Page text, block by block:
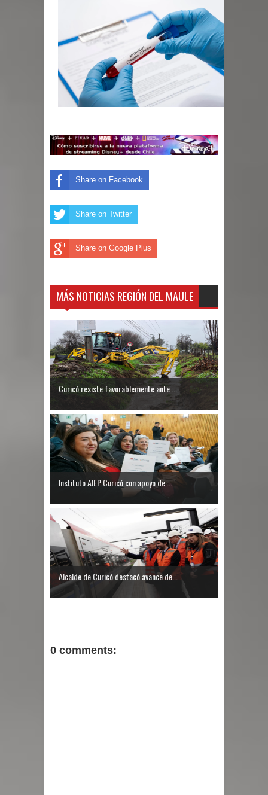
Share on Facebook
Share on Twitter
Share on Google Plus
MÁS NOTICIAS REGIÓN DEL MAULE
Curicó resiste favorablemente ante ...
Instituto AIEP Curicó con apoyo de ...
Alcalde de Curicó destacó avance de...
0 comments: